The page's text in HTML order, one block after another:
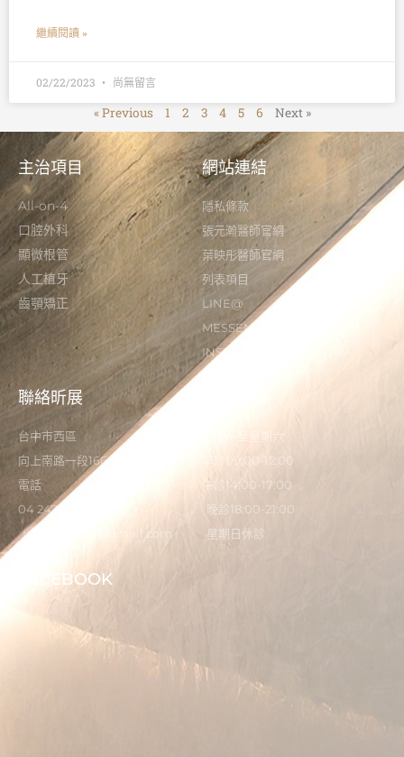
繼續閱讀 »
02/22/2023 尚無留言
« Previous 1 2 3 4 5 6 Next »
主治項目
All-on-4
口腔外科
顯微根管
人工植牙
齒顎矯正
網站連結
隱私條款
張元瀚醫師官網
葉映彤醫師官網
列表項目
LINE@
MESSENGER
INSTAGRAM
聯絡昕展
台中市西區
向上南路一段166-5號
電話
04 2473 0325
flystardental@gmail.com
星期一至星期六
早診09:00-12:00
午診14:00-17:00
晚診18:00-21:00
星期日休診
FACEBOOK